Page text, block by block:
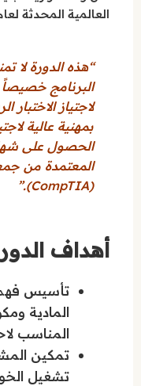
العالمية المحدثة لعام
“هذه الدورة
البرنامج خصيصاً
لاجتياز
بمهنية عالية
المعتمدة من
(CompTIA).”
أهداف
تأسيس
المادية
المناسب
تمكين
تشغيل